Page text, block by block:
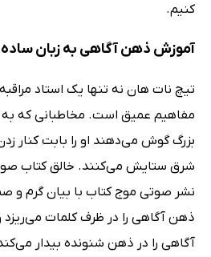
کنیم.
آموزش ذهن ‌آگاهی به زبان ساده
تیچ نات هان نه تنها یک استاد
مفاهیم عمیق است. مخاطبانی که
بزرگ گوش می‌دهند او را بابت کنار
شرق ستایش می‌کنند. خالق کتاب
نشر صوتی موج کتاب با بیان گرم و
ذهن آگاهی را در ظرف کلمات می‌ریزد
آگاهی را در ذهن شنونده بیدار